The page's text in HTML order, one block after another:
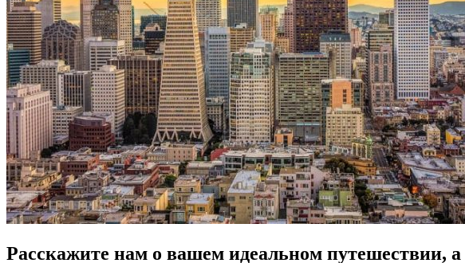
Расскажите нам о вашем идеальном путешествии,